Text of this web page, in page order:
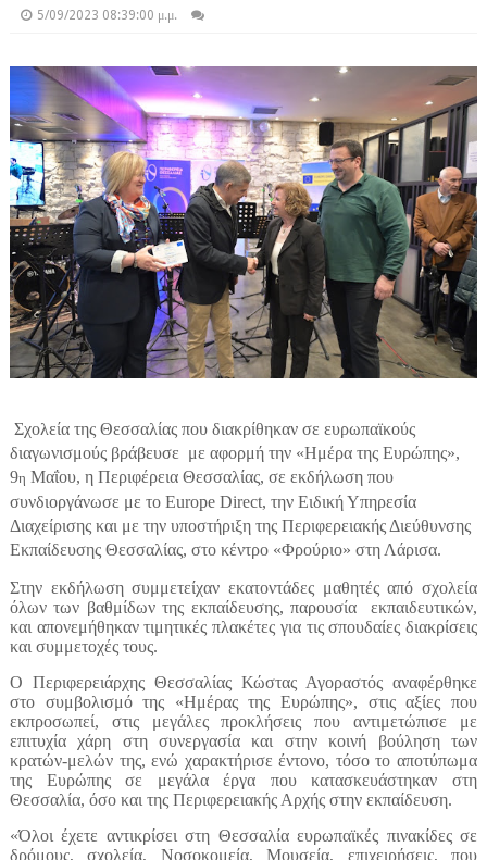
5/09/2023 08:39:00 μ.μ.
Σχολεία της Θεσσαλίας που διακρίθηκαν σε ευρωπαϊκούς
διαγωνισμούς βράβευσε με αφορμή την «Ημέρα της Ευρώπης»,
9η Μαΐου, η Περιφέρεια Θεσσαλίας, σε εκδήλωση που
συνδιοργάνωσε με το Europe Direct, την Ειδική Υπηρεσία
Διαχείρισης και με την υποστήριξη της Περιφερειακής Διεύθυνσης
Εκπαίδευσης Θεσσαλίας, στο κέντρο «Φρούριο» στη Λάρισα.
Στην εκδήλωση συμμετείχαν εκατοντάδες μαθητές από σχολεία
όλων των βαθμίδων της εκπαίδευσης, παρουσία εκπαιδευτικών,
και απονεμήθηκαν τιμητικές πλακέτες για τις σπουδαίες διακρίσεις
και συμμετοχές τους.
Ο Περιφερειάρχης Θεσσαλίας Κώστας Αγοραστός αναφέρθηκε
στο συμβολισμό της «Ημέρας της Ευρώπης», στις αξίες που
εκπροσωπεί, στις μεγάλες προκλήσεις που αντιμετώπισε με
επιτυχία χάρη στη συνεργασία και στην κοινή βούληση των
κρατών-μελών της, ενώ χαρακτήρισε έντονο, τόσο το αποτύπωμα
της Ευρώπης σε μεγάλα έργα που κατασκευάστηκαν στη
Θεσσαλία, όσο και της Περιφερειακής Αρχής στην εκπαίδευση.
«Όλοι έχετε αντικρίσει στη Θεσσαλία ευρωπαϊκές πινακίδες σε
δρόμους, σχολεία, Νοσοκομεία, Μουσεία, επιχειρήσεις, που